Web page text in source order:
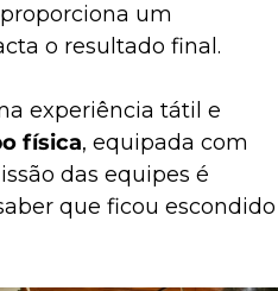
um
o resultado final.
experiência tátil e
física, equipada com
das equipes é
que ficou escondido